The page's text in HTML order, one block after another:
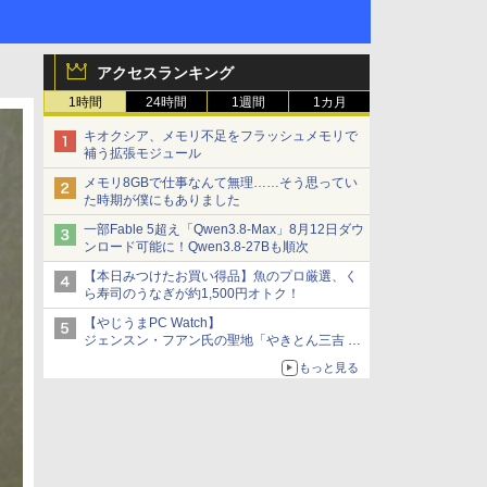
アクセスランキング
1時間 24時間 1週間 1カ月
キオクシア、メモリ不足をフラッシュメモリで
補う拡張モジュール
メモリ8GBで仕事なんて無理……そう思ってい
た時期が僕にもありました
一部Fable 5超え「Qwen3.8-Max」8月12日ダウ
ンロード可能に！Qwen3.8-27Bも順次
【本日みつけたお買い得品】魚のプロ厳選、く
ら寿司のうなぎが約1,500円オトク！
【やじうまPC Watch】
ジェンスン・フアン氏の聖地「やきとん三吉 神
田北口店」で「ご来店記念コース」を娘と堪能
～コース名を変更したのはNVIDIAに怒られたか
もっと見る